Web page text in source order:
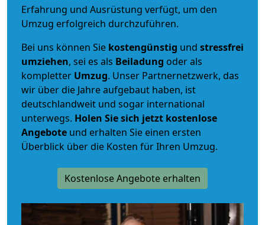
Erfahrung und Ausrüstung verfügt, um den
Umzug erfolgreich durchzuführen.
Bei uns können Sie kostengünstig und stressfrei
umziehen, sei es als Beiladung oder als
kompletter Umzug. Unser Partnernetzwerk, das
wir über die Jahre aufgebaut haben, ist
deutschlandweit und sogar international
unterwegs. Holen Sie sich jetzt kostenlose
Angebote und erhalten Sie einen ersten
Überblick über die Kosten für Ihren Umzug.
Kostenlose Angebote erhalten